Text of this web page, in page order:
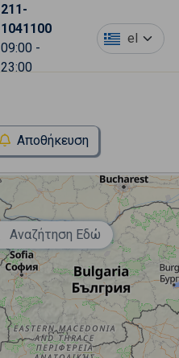
211-
1041100
09:00 -
23:00
el
Αποθήκευση
Αναζήτηση Εδώ